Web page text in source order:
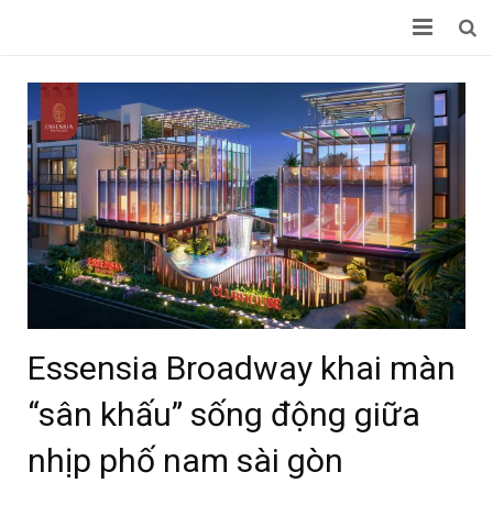
TRANG CHỦ
DỰ ÁN
CHUYỂN NHƯỢNG
CHỦ ĐẦU TƯ KHÁC
TIN TỨC
LIÊN HỆ
Essensia Broadway khai màn
“sân khấu” sống động giữa
nhịp phố nam sài gòn